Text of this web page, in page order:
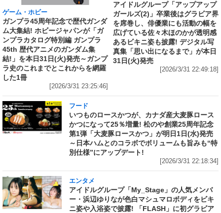
ゲーム・ホビー
ガンプラ45周年記念で歴代ガンダ
ム大集結! ホビージャパンが「ガ
ンプラカタログ特別編 ガンプラ
45th 歴代アニメのガンダム集
結!」を本日31日(火)発売～ガンプ
ラ史のこれまでとこれからを網羅
した1冊
[2026/3/31 23:25:46]
アイドルグループ「アップアップ
ガールズ(2)」卒業後はグラビア界
を席巻し、俳優業にも活動の幅を
広げている佐々木ほのかが透明感
あるビキニ姿も披露! デジタル写
真集「思い出になるまで」が本日
31日(火)発売
[2026/3/31 22:49:18]
フード
いつものロースかつが、カナダ産大麦豚ロース
かつになって25％増量! 松のや創業25周年記念
第1弾「大麦豚ロースかつ」が明日1日(水)発売
～日本ハムとのコラボでボリュームも旨みも“特
別仕様”にアップデート!
[2026/3/31 22:18:34]
エンタメ
アイドルグループ「My_Stage」の人気メンバ
ー・浜辺ゆりなが色白マシュマロボディをビキ
ニ姿や入浴姿で披露! 「FLASH」に初グラビア